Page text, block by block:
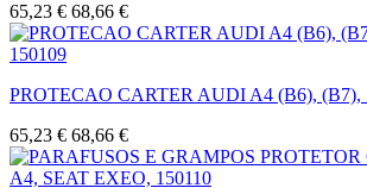
65,23 € 68,66 €
PROTECAO CARTER AUDI A4 (B6), (B7),
65,23 € 68,66 €